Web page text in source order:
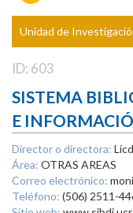
Unidad de
ID: 603
SISTEMA
E
Director o directora:
Área: OTRAS AREAS
Correo electrónico:
Teléfono: (506) 2511-